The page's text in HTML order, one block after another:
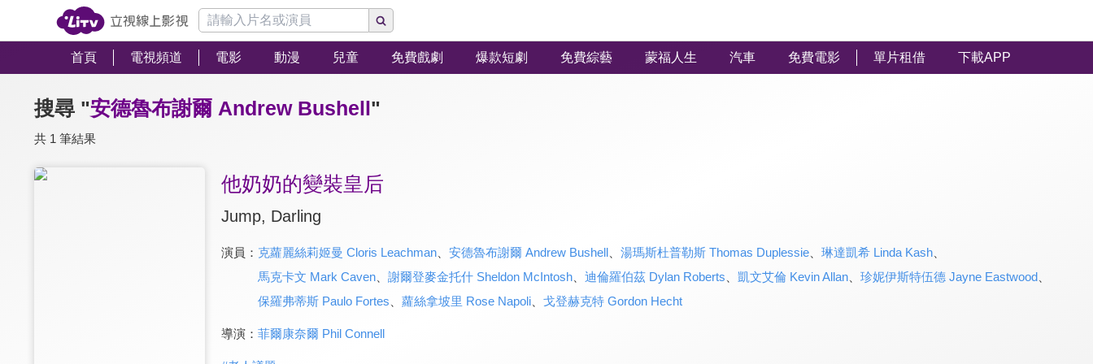
首頁 電視頻道 電影 動漫 兒童 免費戲劇 爆款短劇 免費綜藝 蒙福人生 汽車 免費電影 單片租借 下載APP
搜尋 "安德魯布謝爾 Andrew Bushell"
共 1 筆結果
他奶奶的變裝皇后
Jump, Darling
演員： 克蘿麗絲莉姬曼 Cloris Leachman、 安德魯布謝爾 Andrew Bushell、 湯瑪斯杜普勒斯 Thomas Duplessie、 琳達凱希 Linda Kash、
馬克卡文 Mark Caven、 謝爾登麥金托什 Sheldon McIntosh、 迪倫羅伯茲 Dylan Roberts 凱文艾倫 Kevin Allan、 珍妮伊斯特伍德 Jayne Eastwood、
保羅弗蒂斯 Paulo Fortes
蘿絲拿坡里 Rose Napoli、 戈登赫克特 Gordon Hecht
導演： 菲爾康奈爾 Phil Connell